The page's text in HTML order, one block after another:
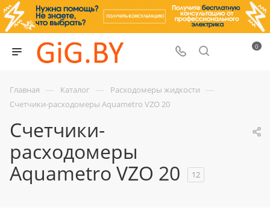
0
Главная — Каталог — Расходомеры жидкости —
Счетчики-расходомеры Aquametro VZO 20
Счетчики-
расходомеры
Aquametro VZO 20
12